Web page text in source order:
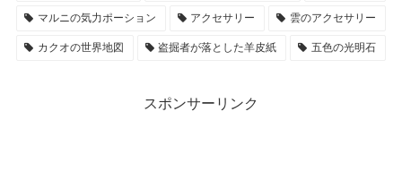
マルニの気力ポーション アクセサリー 雲のアクセサリー
カクオの世界地図 盗掘者が落とした羊皮紙 五色の光明石
スポンサーリンク